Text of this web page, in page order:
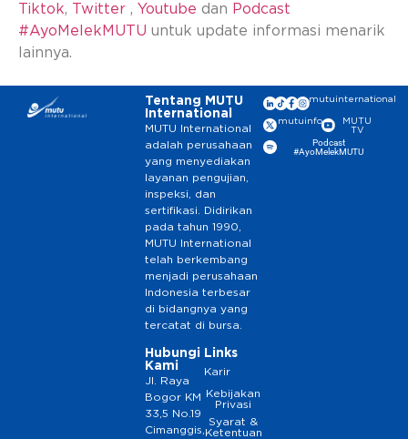
Tiktok, Twitter , Youtube dan Podcast
#AyoMelekMUTU untuk update informasi menarik
lainnya.
Tentang MUTU
International
MUTU International
adalah perusahaan
yang menyediakan
layanan pengujian,
inspeksi, dan
sertifikasi. Didirikan
pada tahun 1990,
MUTU International
telah berkembang
menjadi perusahaan
Indonesia terbesar
di bidangnya yang
tercatat di bursa.
Hubungi
Kami
Jl. Raya
Bogor KM
33,5 No.19
Cimanggis,
Links
Karir
Kebijakan
Privasi
Syarat &
Ketentuan
mutuinternational
mutuinfo
MUTU
TV
Podcast
#AyoMelekMUTU